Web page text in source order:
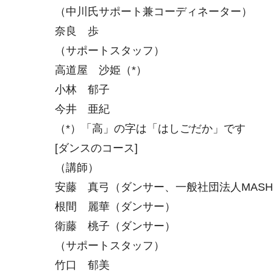
（中川氏サポート兼コーディネーター）
奈良 歩
（サポートスタッフ）
高道屋 沙姫（*）
小林 郁子
今井 亜紀
（*）「高」の字は「はしごだか」です
[ダンスのコース]
（講師）
安藤 真弓（ダンサー、一般社団法人MASH
根間 麗華（ダンサー）
衛藤 桃子（ダンサー）
（サポートスタッフ）
竹口 郁美